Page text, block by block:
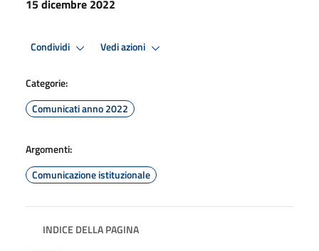
15 dicembre 2022
Condividi Vedi azioni
Categorie:
Comunicati anno 2022
Argomenti:
Comunicazione istituzionale
INDICE DELLA PAGINA